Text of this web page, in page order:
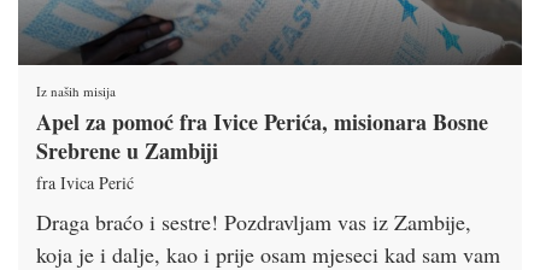
Iz naših misija
Apel za pomoć fra Ivice Perića, misionara Bosne
Srebrene u Zambiji
fra Ivica Perić
Draga braćo i sestre! Pozdravljam vas iz Zambije,
koja je i dalje, kao i prije osam mjeseci kad sam vam